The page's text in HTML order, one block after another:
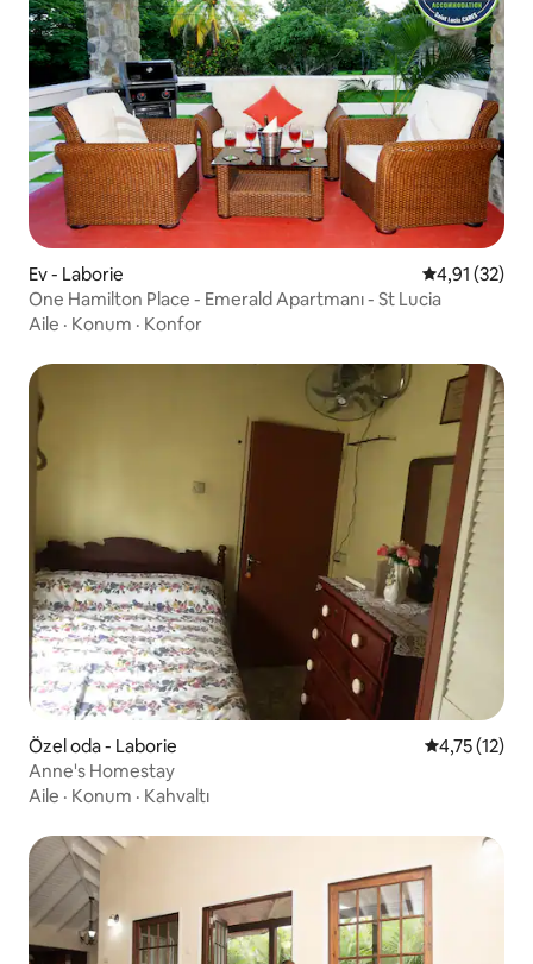
Ev - Laborie 5 üzerinden
4,91 (32)
One Hamilton Place - Emerald Apartmanı - St Lucia
Aile · Konum · Konfor
Özel oda - Laborie 5 üzerinden
4,75 (12)
Anne's Homestay
Aile · Konum · Kahvaltı